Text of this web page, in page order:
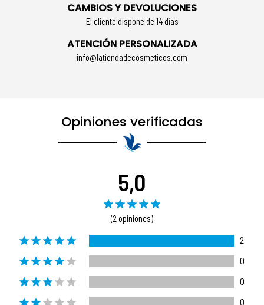
CAMBIOS Y DEVOLUCIONES
El cliente dispone de 14 días
ATENCIÓN PERSONALIZADA
info@latiendadecosmeticos.com
Opiniones verificadas
5,0
(2 opiniones)
2
0
0
0